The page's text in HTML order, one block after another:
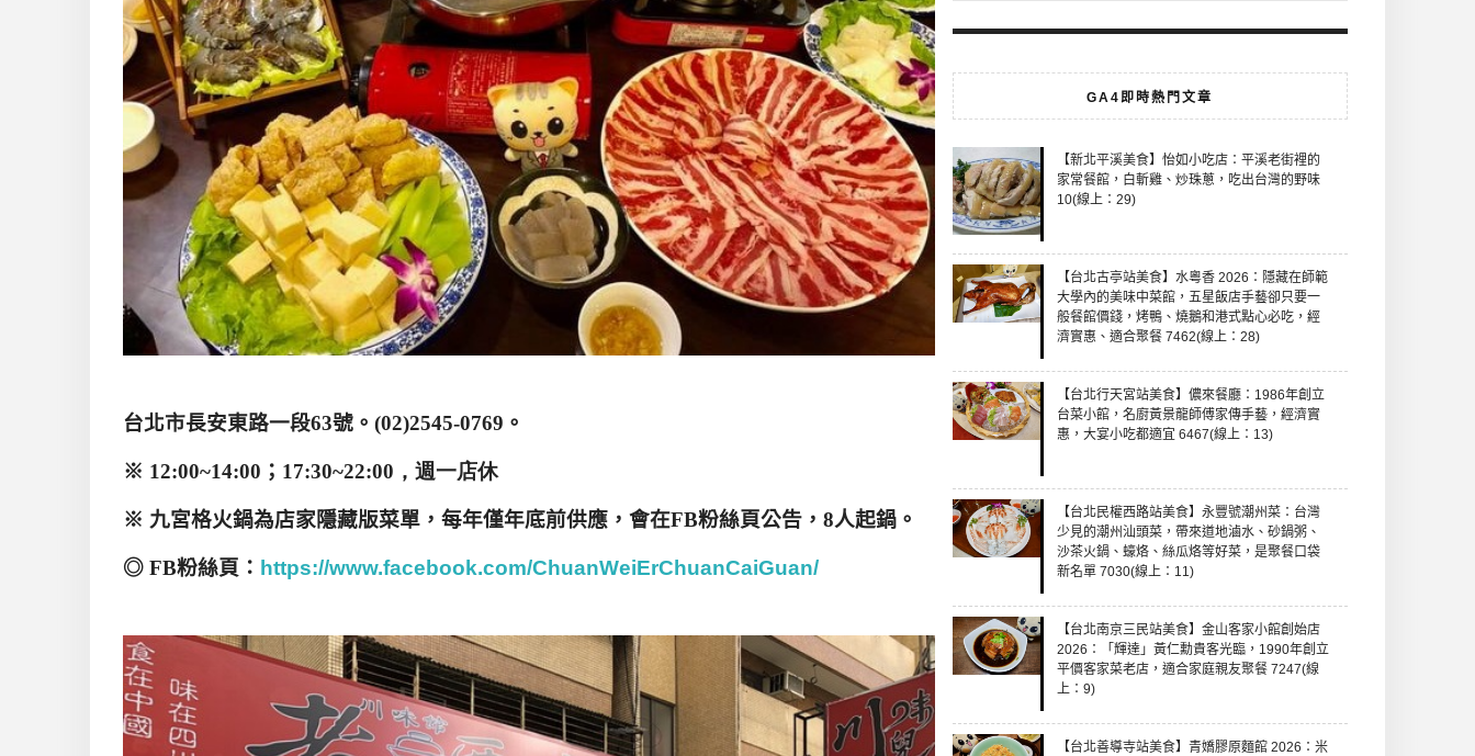
台北市長安東路一段63號。 (02)2545-0769 。
※ 12:00~14:00 ； 17:30~22:00，週一店休
※ 九宮格火鍋為店家隱藏版菜單，每年僅年底前供應，會在FB粉絲頁公告， 8人起鍋。
◎FB粉絲頁： https://www.facebook.com/ChuanWeiErChuanCaiGuan/
GA4即時熱門文章
【新北平溪美食】怡如小吃店：平溪老街裡的
家常餐館，白斬雞、炒珠蔥，吃出台灣的野味
10(線上：29)
【台北古亭站美食】水粵香 2026：隱藏在師範
大學內的美味中菜館，五星飯店手藝卻只要一
般餐館價錢，烤鴨、燒鵝和港式點心必吃，經
濟實惠、適合聚餐 7462(線上：28)
【台北行天宮站美食】儂來餐廳：1986年創立
台菜小館，名廚黃景龍師傅家傳手藝，經濟實
惠，大宴小吃都適宜 6467(線上：13)
【台北民權西路站美食】永豐號潮州菜：台灣
少見的潮州汕頭菜，帶來道地滷水、砂鍋粥、
沙茶火鍋、蠔烙、絲瓜烙等好菜，是聚餐口袋
新名單 7030(線上：11)
【台北南京三民站美食】金山客家小館創始店
2026：「輝達」黃仁勳貴客光臨，1990年創立
平價客家菜老店，適合家庭親友聚餐 7247(線
上：9)
【台北善導寺站美食】青嬌膠原麵館 2026：米